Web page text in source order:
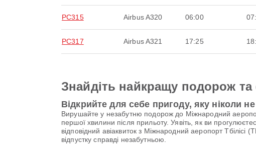
PC315 Airbus A320 06:00
PC317 Airbus A321 17:25
Знайдіть найкращу подорож
Відкрийте для себе пригоду, яку ніколи
Вирушайте у незабутню подорож до Міжнародний
першої хвилини після прильоту. Уявіть, як ви
відповідний авіаквиток з Міжнародний аеропорт
відпустку справді незабутньою.